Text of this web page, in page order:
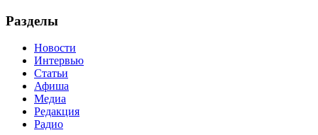
Разделы
Новости
Интервью
Статьи
Афиша
Медиа
Редакция
Радио